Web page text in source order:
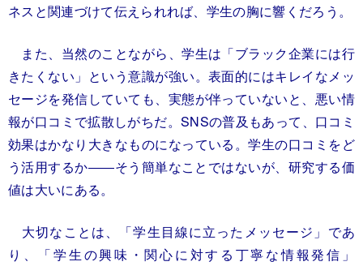
ネスと関連づけて伝えられれば、学生の胸に響くだろう。
また、当然のことながら、学生は「ブラック企業には行
きたくない」という意識が強い。表面的にはキレイなメッ
セージを発信していても、実態が伴っていないと、悪い情
報が口コミで拡散しがちだ。SNSの普及もあって、口コミ
効果はかなり大きなものになっている。学生の口コミをど
う活用するか――そう簡単なことではないが、研究する価
値は大いにある。
大切なことは、「学生目線に立ったメッセージ」であ
り、「学生の興味・関心に対する丁寧な情報発信」